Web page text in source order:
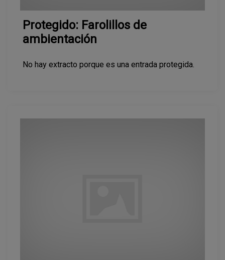
Protegido: Farolillos de
ambientación
No hay extracto porque es una entrada protegida.